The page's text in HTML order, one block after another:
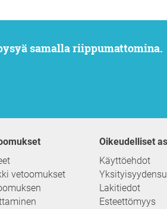
samalla riippumattomina.
vetoomukset
Oikeudelliset
Käyttöehdot
Lakitiedot
Esteettömyys